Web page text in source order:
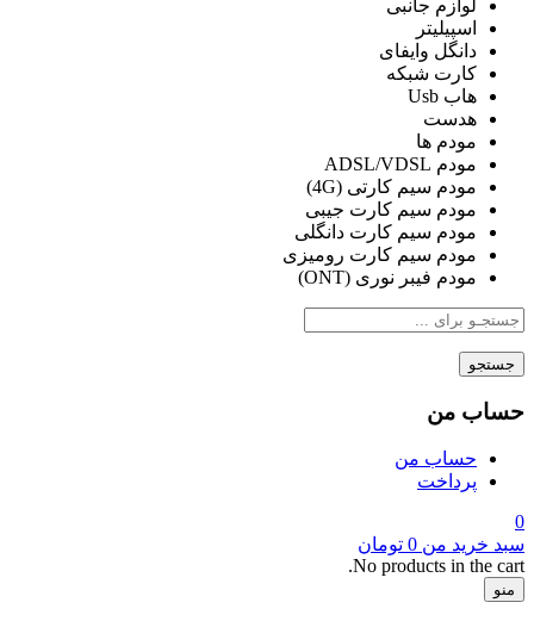
لوازم جانبی
اسپیلیتر
دانگل وایفای
کارت شبکه
هاب Usb
هدست
مودم ها
مودم ADSL/VDSL
مودم سیم کارتی (4G)
مودم سیم کارت جیبی
مودم سیم کارت دانگلی
مودم سیم کارت رومیزی
مودم فیبر نوری (ONT)
جستجو
حساب من
حساب من
پرداخت
0
سبد خرید من 0 تومان
No products in the cart.
منو